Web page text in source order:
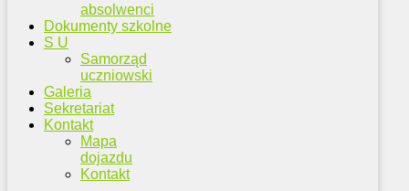
absolwenci
Dokumenty szkolne
S U
Samorząd
uczniowski
Galeria
Sekretariat
Kontakt
Mapa
dojazdu
Kontakt